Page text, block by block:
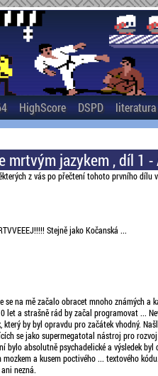
HighScore DSPD literatura
mrtvým jazykem , díl 1 -
z vás po přečtení tohoto prvního dílu
Stejně jako Kočanská ...
na mě začalo obracet mnoho známých a
a strašně rád by začal programovat ...
který by byl opravdu pro začátek vhodný.
se jako supermegatotal nástroj pro
absolutně psychadelické a výsledek byl
a kusem poctivého ... textového
nezná.